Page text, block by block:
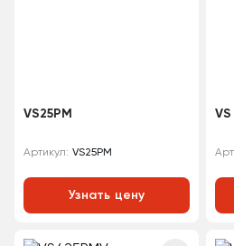
VS25PM
Артикул: VS25PM
Узнать цену